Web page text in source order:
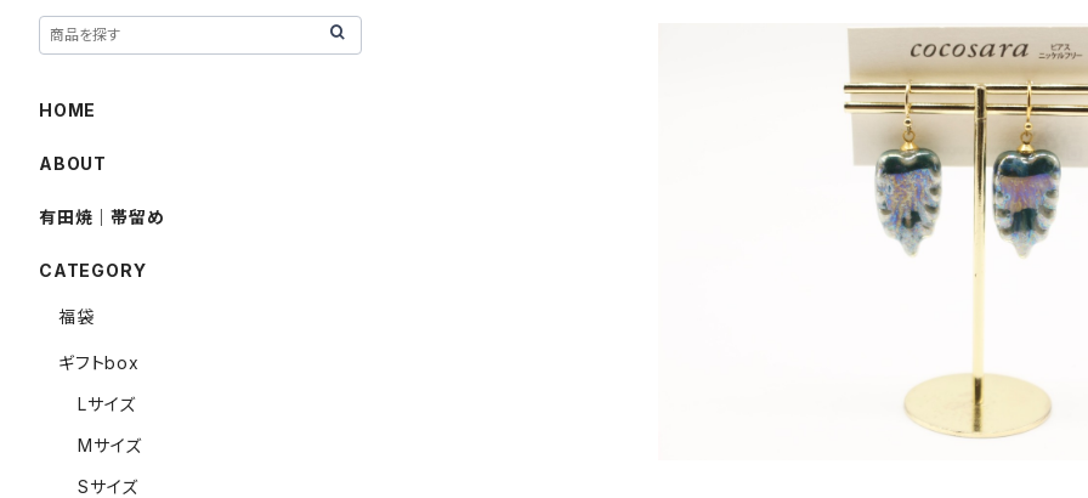
HOME
ABOUT
有田焼｜帯留め
CATEGORY
福袋
ギフトbox
Lサイズ
Mサイズ
Sサイズ